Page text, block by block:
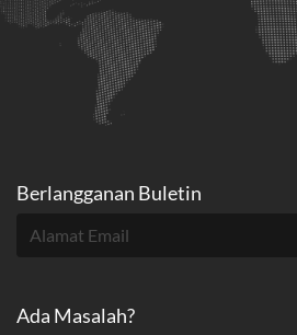
Berlangganan Buletin
Ada Masalah?